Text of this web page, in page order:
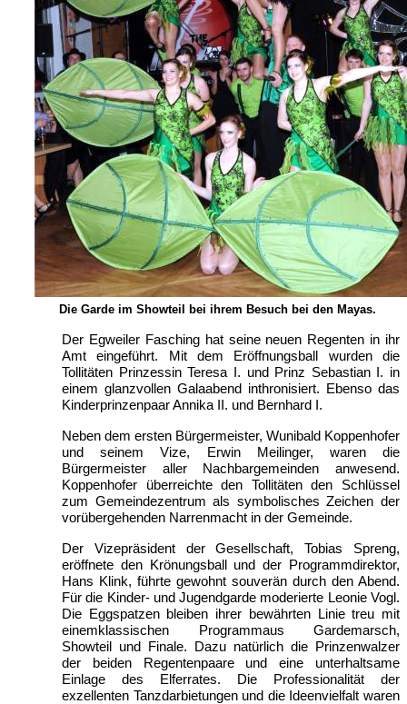
Die Garde im Showteil bei ihrem Besuch bei den Mayas.
Der Egweiler Fasching hat seine neuen Regenten in ihr
Amt eingeführt. Mit dem Eröffnungsball wurden die
Tollitäten Prinzessin Teresa I. und Prinz Sebastian I. in
einem glanzvollen Galaabend inthronisiert. Ebenso das
Kinderprinzenpaar Annika II. und Bernhard I.
Neben dem ersten Bürgermeister, Wunibald Koppenhofer
und seinem Vize, Erwin Meilinger, waren die
Bürgermeister aller Nachbargemeinden anwesend.
Koppenhofer überreichte den Tollitäten den Schlüssel
zum Gemeindezentrum als symbolisches Zeichen der
vorübergehenden Narrenmacht in der Gemeinde.
Der Vizepräsident der Gesellschaft, Tobias Spreng,
eröffnete den Krönungsball und der Programmdirektor,
Hans Klink, führte gewohnt souverän durch den Abend.
Für die Kinder- und Jugendgarde moderierte Leonie Vogl.
Die Eggspatzen bleiben ihrer bewährten Linie treu mit
einemklassischen Programmaus Gardemarsch,
Showteil und Finale. Dazu natürlich die Prinzenwalzer
der beiden Regentenpaare und eine unterhaltsame
Einlage des Elferrates. Die Professionalität der
exzellenten Tanzdarbietungen und die Ideenvielfalt waren